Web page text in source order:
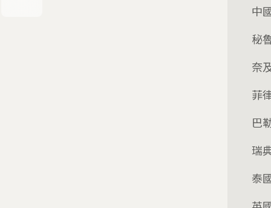
中
秘
奈
菲
巴
瑞
泰